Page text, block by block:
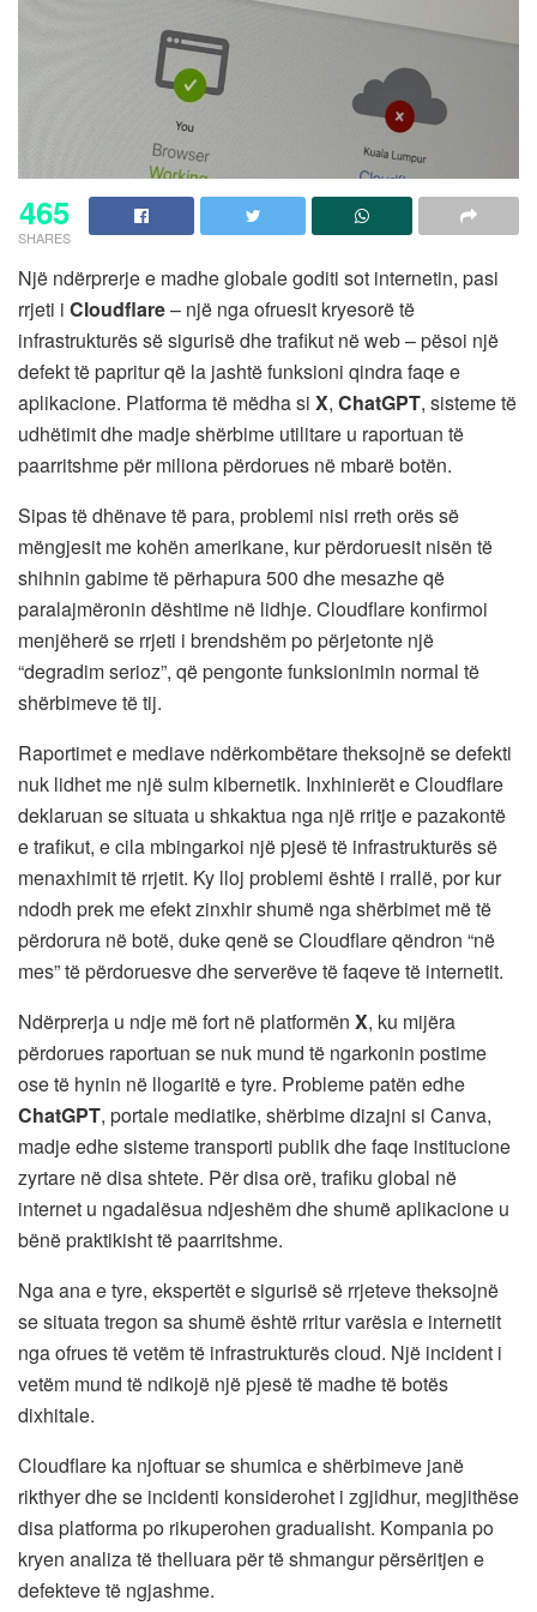
465
SHARES
Një ndërprerje e madhe globale goditi sot internetin, pasi
rrjeti i Cloudflare– një nga ofruesit kryesorë të
infrastrukturës së sigurisë dhe trafikut në web – pësoi një
defekt të papritur që la jashtë funksioni qindra faqe e
aplikacione. Platforma të mëdha si X, ChatGPT, sisteme të
udhëtimit dhe madje shërbime utilitare u raportuan të
paarritshme për miliona përdorues në mbarë botën.
Sipas të dhënave të para, problemi nisi rreth orës së
mëngjesit me kohën amerikane, kur përdoruesit nisën të
shihnin gabime të përhapura 500 dhe mesazhe që
paralajmëronin dështime në lidhje. Cloudflare konfirmoi
menjëherë se rrjeti i brendshëm po përjetonte një
“degradim serioz”, që pengonte funksionimin normal të
shërbimeve të tij.
Raportimet e mediave ndërkombëtare theksojnë se defekti
nuk lidhet me një sulm kibernetik. Inxhinierët e Cloudflare
deklaruan se situata u shkaktua nga një rritje e pazakontë
e trafikut, e cila mbingarkoi një pjesë të infrastrukturës së
menaxhimit të rrjetit. Ky lloj problemi është i rrallë, por kur
ndodh prek me efekt zinxhir shumë nga shërbimet më të
përdorura në botë, duke qenë se Cloudflare qëndron “në
mes” të përdoruesve dhe serverëve të faqeve të internetit.
Ndërprerja u ndje më fort në platformën X, ku mijëra
përdorues raportuan se nuk mund të ngarkonin postime
ose të hynin në llogaritë e tyre. Probleme patën edhe
ChatGPT, portale mediatike, shërbime dizajni si Canva,
madje edhe sisteme transporti publik dhe faqe institucione
zyrtare në disa shtete. Për disa orë, trafiku global në
internet u ngadalësua ndjeshëm dhe shumë aplikacione u
bënë praktikisht të paarritshme.
Nga ana e tyre, ekspertët e sigurisë së rrjeteve theksojnë
se situata tregon sa shumë është rritur varësia e internetit
nga ofrues të vetëm të infrastrukturës cloud. Një incident i
vetëm mund të ndikojë një pjesë të madhe të botës
dixhitale.
Cloudflare ka njoftuar se shumica e shërbimeve janë
rikthyer dhe se incidenti konsiderohet i zgjidhur, megjithëse
disa platforma po rikuperohen gradualisht. Kompania po
kryen analiza të thelluara për të shmangur përsëritjen e
defekteve të ngjashme.